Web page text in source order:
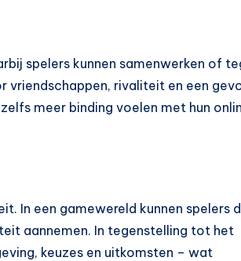
spelers kunnen samenwerken of
vriendschappen, rivaliteit en een
meer binding voelen met hun
In een gamewereld kunnen spelers
aannemen. In tegenstelling tot het
keuzes en uitkomsten – wat